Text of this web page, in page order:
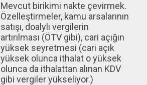
Mevcut birikimi nakte çevirmek.
Özelleştirmeler, kamu arsalarının
satışı, doalylı vergilerin
artırılması (ÖTV gibi), cari açığın
yüksek seyretmesi (cari açık
yüksek olunca ithalat o yüksek
olunca da ithalattan alınan KDV
gibi vergiler yükseliyor.)